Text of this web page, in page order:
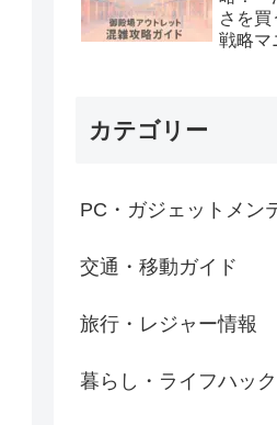
さを買
戦略マ
カテゴリー
PC・ガジェットメン
交通・移動ガイド
旅行・レジャー情報
暮らし・ライフハック